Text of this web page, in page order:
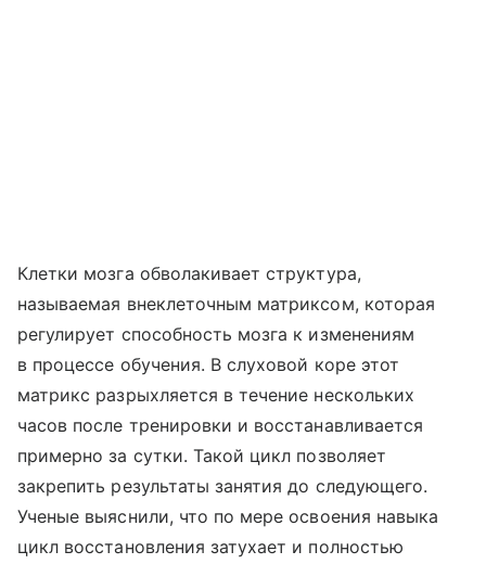
Клетки мозга обволакивает структура,
называемая внеклеточным матриксом, которая
регулирует способность мозга к изменениям
в процессе обучения. В слуховой коре этот
матрикс разрыхляется в течение нескольких
часов после тренировки и восстанавливается
примерно за сутки. Такой цикл позволяет
закрепить результаты занятия до следующего.
Ученые выяснили, что по мере освоения навыка
цикл восстановления затухает и полностью